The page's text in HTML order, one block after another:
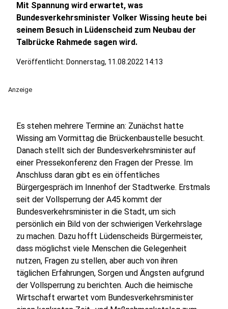
Mit Spannung wird erwartet, was
Bundesverkehrsminister Volker Wissing heute bei
seinem Besuch in Lüdenscheid zum Neubau der
Talbrücke Rahmede sagen wird.
Veröffentlicht: Donnerstag, 11.08.2022 14:13
Anzeige
Es stehen mehrere Termine an: Zunächst hatte
Wissing am Vormittag die Brückenbaustelle besucht.
Danach stellt sich der Bundesverkehrsminister auf
einer Pressekonferenz den Fragen der Presse. Im
Anschluss daran gibt es ein öffentliches
Bürgergespräch im Innenhof der Stadtwerke. Erstmals
seit der Vollsperrung der A45 kommt der
Bundesverkehrsminister in die Stadt, um sich
persönlich ein Bild von der schwierigen Verkehrslage
zu machen. Dazu hofft Lüdenscheids Bürgermeister,
dass möglichst viele Menschen die Gelegenheit
nutzen, Fragen zu stellen, aber auch von ihren
täglichen Erfahrungen, Sorgen und Ängsten aufgrund
der Vollsperrung zu berichten. Auch die heimische
Wirtschaft erwartet vom Bundesverkehrsminister